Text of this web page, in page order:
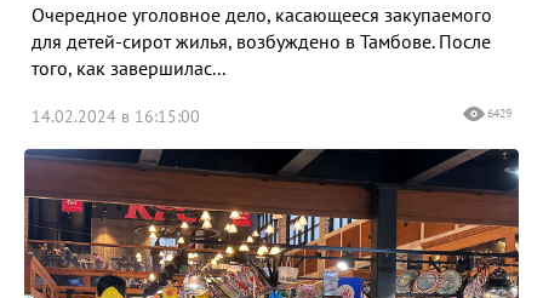
Очередное уголовное дело, касающееся закупаемого
для детей-сирот жилья, возбуждено в Тамбове. После
того, как завершилас...
14.02.2024 в 16:15:00 6429